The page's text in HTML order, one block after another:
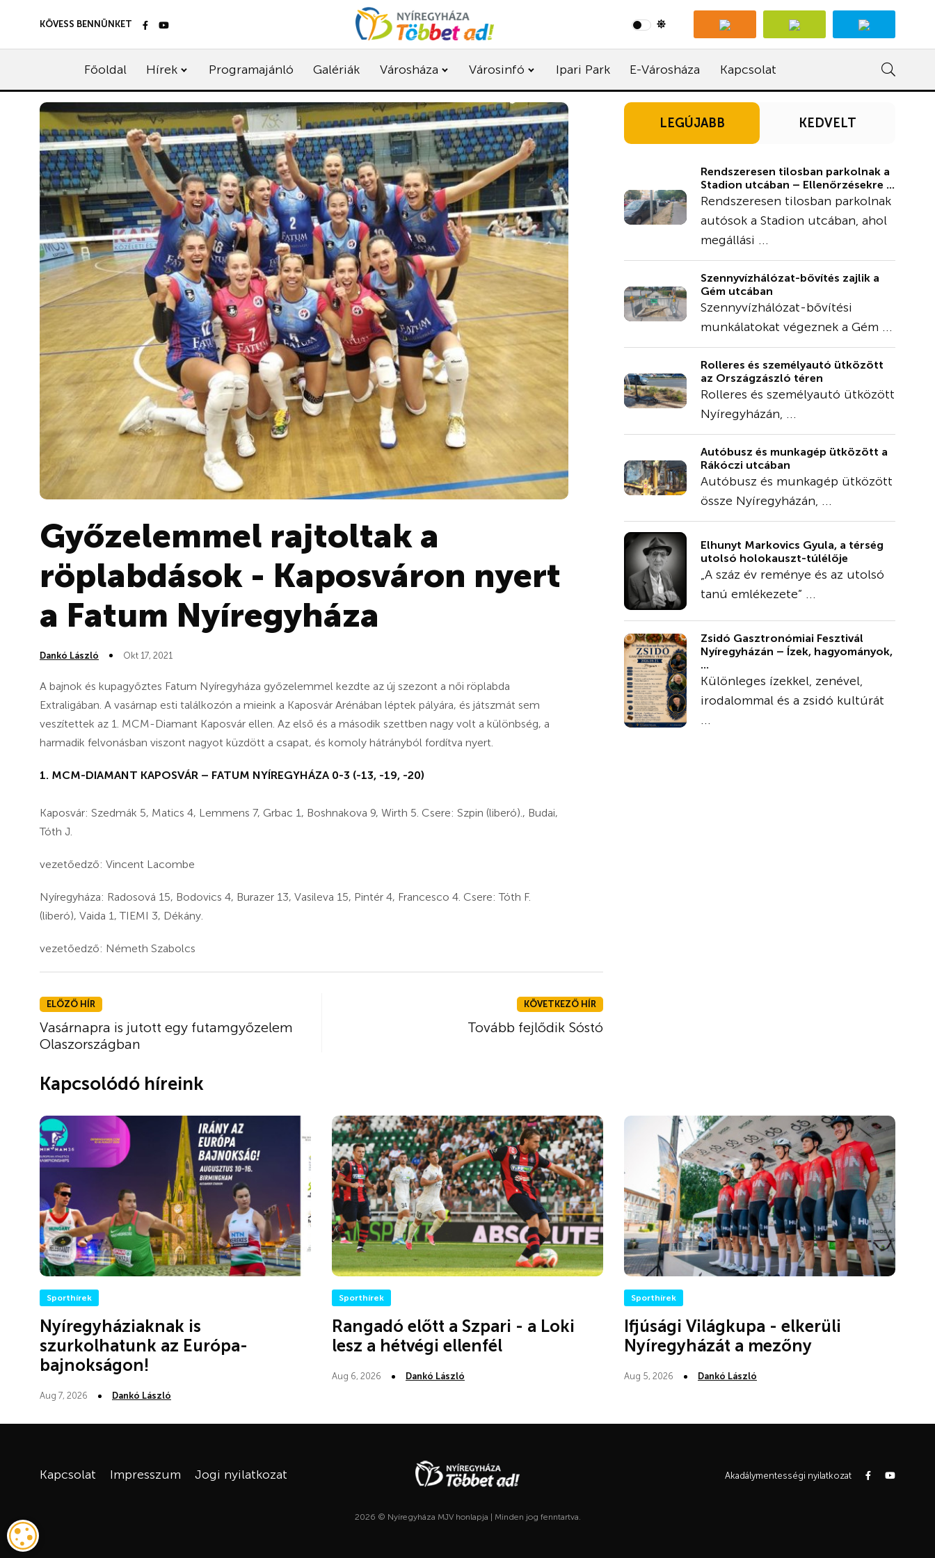
KÖVESS BENNÜNKET
Főoldal Hírek Programajánló Galériák Városháza Városinfó Ipari Park E-Városháza Kapcsolat
Győzelemmel rajtoltak a
röplabdások - Kaposváron nyert
a Fatum Nyíregyháza
Dankó László Okt 17, 2021
A bajnok és kupagyőztes Fatum Nyíregyháza győzelemmel kezdte az új szezont a női röplabda
Extraligában. A vasárnap esti találkozón a mieink a Kaposvár Arénában léptek pályára, és játszmát sem
veszítettek az 1. MCM-Diamant Kaposvár ellen. Az első és a második szettben nagy volt a különbség, a
harmadik felvonásban viszont nagyot küzdött a csapat, és komoly hátrányból fordítva nyert.
1. MCM-DIAMANT KAPOSVÁR – FATUM NYÍREGYHÁZA 0-3 (-13, -19, -20)
Kaposvár: Szedmák 5, Matics 4, Lemmens 7, Grbac 1, Boshnakova 9, Wirth 5. Csere: Szpin (liberó)., Budai,
Tóth J.
vezetőedző: Vincent Lacombe
Nyíregyháza: Radosová 15, Bodovics 4, Burazer 13, Vasileva 15, Pintér 4, Francesco 4. Csere: Tóth F.
(liberó), Vaida 1, TIEMI 3, Dékány.
vezetőedző: Németh Szabolcs
ELŐZŐ HÍR
Vasárnapra is jutott egy futamgyőzelem
Olaszországban
KÖVETKEZŐ HÍR
Tovább fejlődik Sóstó
LEGÚJABB KEDVELT
Rendszeresen tilosban parkolnak a
Stadion utcában – Ellenőrzésekre ...
Rendszeresen tilosban parkolnak
autósok a Stadion utcában, ahol
megállási ...
Szennyvízhálózat-bővítés zajlik a
Gém utcában
Szennyvízhálózat-bővítési
munkálatokat végeznek a Gém ...
Rolleres és személyautó ütközött
az Országzászló téren
Rolleres és személyautó ütközött
Nyíregyházán, ...
Autóbusz és munkagép ütközött a
Rákóczi utcában
Autóbusz és munkagép ütközött
össze Nyíregyházán, ...
Elhunyt Markovics Gyula, a térség
utolsó holokauszt-túlélője
„A száz év reménye és az utolsó
tanú emlékezete” ...
Zsidó Gasztronómiai Fesztivál
Nyíregyházán – Ízek, hagyományok,
...
Különleges ízekkel, zenével,
irodalommal és a zsidó kultúrát
...
Kapcsolódó híreink
Sporthírek
Nyíregyháziaknak is
szurkolhatunk az Európa-
bajnokságon!
Aug 7, 2026 Dankó László
Sporthírek
Rangadó előtt a Szpari - a Loki
lesz a hétvégi ellenfél
Aug 6, 2026 Dankó László
Sporthírek
Ifjúsági Világkupa - elkerüli
Nyíregyházát a mezőny
Aug 5, 2026 Dankó László
Kapcsolat Impresszum Jogi nyilatkozat Akadálymentességi nyilatkozat
2026 © Nyíregyháza MJV honlapja | Minden jog fenntartva.